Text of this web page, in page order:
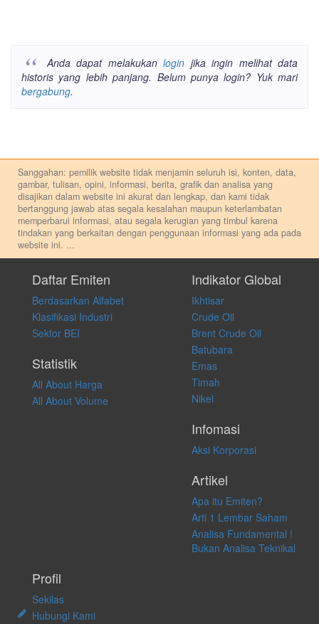
Anda dapat melakukanlogin jika ingin melihat data
historis yang lebih panjang. Belum punya login? Yuk mari
bergabung.
Sanggahan: pemilik website tidak menjamin seluruh isi, konten, data,
gambar, tulisan, opini, informasi, berita, grafik dan analisa yang
disajikan dalam website ini akurat dan lengkap, dan kami tidak
bertanggung jawab atas segala kesalahan maupun keterlambatan
memperbarui informasi, atau segala kerugian yang timbul karena
tindakan yang berkaitan dengan penggunaan informasi yang ada pada
website ini. ...
pribadi. Kami tidak memberi anjuran, saran, rekomendasi untuk
membeli, menjual atau melakukan aktivitas lain yang terkait dengan
transaksi perdagangan apapun, dan kami tidak bertanggung jawab
atas keputusan investasi yang dilakukan dalam kondisi dan situasi
apapun juga, yang diakibatkan secara langsung maupun tidak
langsung atas konten pada website ini.
Daftar Emiten
Berdasarkan Alfabet
Klasifikasi Industri
Sektor BEI
Statistik
All About Harga
All About Volume
Indikator Global
Ikhtisar
Crude Oil
Brent Crude Oil
Batubara
Emas
Timah
Nikel
Infomasi
Aksi Korporasi
Artikel
Apa itu Emiten?
Arti 1 Lembar Saham
Analisa Fundamental !
Bukan Analisa Teknikal
Profil
Sekilas
Hubungi Kami